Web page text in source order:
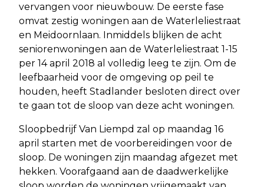
vervangen voor nieuwbouw. De eerste fase
omvat zestig woningen aan de Waterleliestraat
en Meidoornlaan. Inmiddels blijken de acht
seniorenwoningen aan de Waterleliestraat 1-15
per 14 april 2018 al volledig leeg te zijn. Om de
leefbaarheid voor de omgeving op peil te
houden, heeft Stadlander besloten direct over
te gaan tot de sloop van deze acht woningen.
Sloopbedrijf Van Liempd zal op maandag 16
april starten met de voorbereidingen voor de
sloop. De woningen zijn maandag afgezet met
hekken. Voorafgaand aan de daadwerkelijke